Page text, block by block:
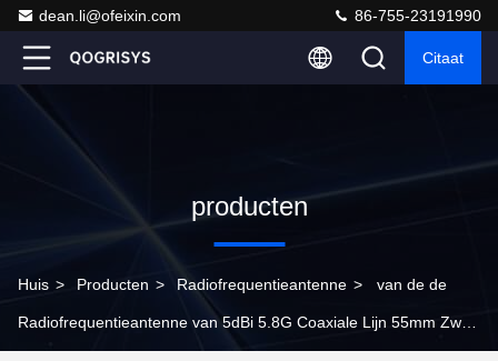
dean.li@ofeixin.com 86-755-23191990
Citaat
producten
Huis > Producten > Radiofrequentieantenne > van de de
Radiofrequentieantenne van 5dBi 5.8G Coaxiale Lijn 55mm Zwart